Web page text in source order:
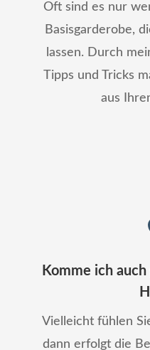
Oft sind es nur
Basisgarderobe,
lassen. Durch
Tipps und Tricks
aus
Komme ich
Vielleicht fühlen
dann erfolgt die